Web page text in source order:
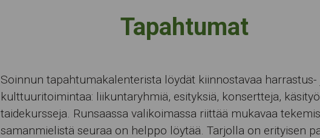
Tapahtumat
Soinnun tapahtumakalenterista löydät kiinnostavaa harrastus-
kulttuuritoimintaa: liikuntaryhmiä, esityksiä, konsertteja,
taidekursseja. Runsaassa valikoimassa riittää mukavaa
samanmielistä seuraa on helppo löytää. Tarjolla on erityisen